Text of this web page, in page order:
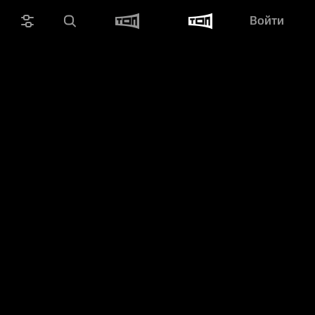
Войти